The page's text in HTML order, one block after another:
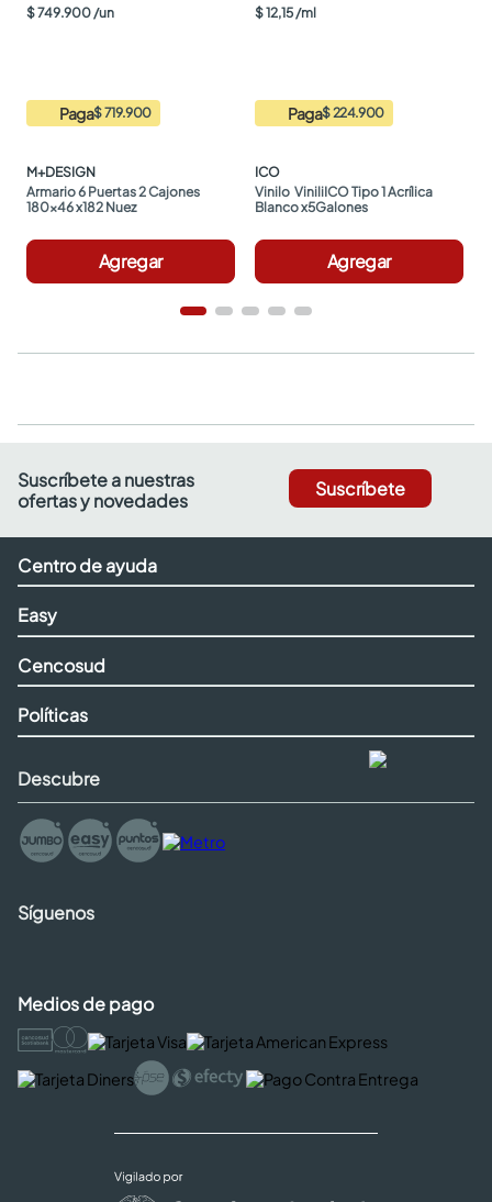
$749.900 /un
Paga$ 719.900
M+DESIGN
Armario 6 Puertas 2 Cajones
180x46 x182 Nuez
Agregar
$12,15 /ml
Paga$ 224.900
ICO
Vinilo  ViniliICO Tipo 1 Acrílica
Blanco x5Galones
Agregar
Suscríbete a nuestras
ofertas y novedades
Suscríbete
Centro de ayuda
Easy
Cencosud
Políticas
Descubre
Síguenos
Medios de pago